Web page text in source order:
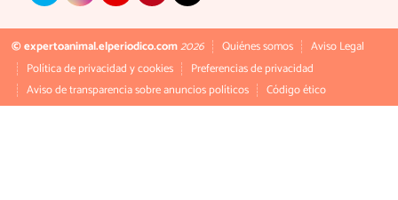
© expertoanimal.elperiodico.com2026 Quiénes somos
Aviso Legal
Política de privacidad y cookies
Preferencias de privacidad
Aviso de transparencia sobre anuncios políticos
Código ético